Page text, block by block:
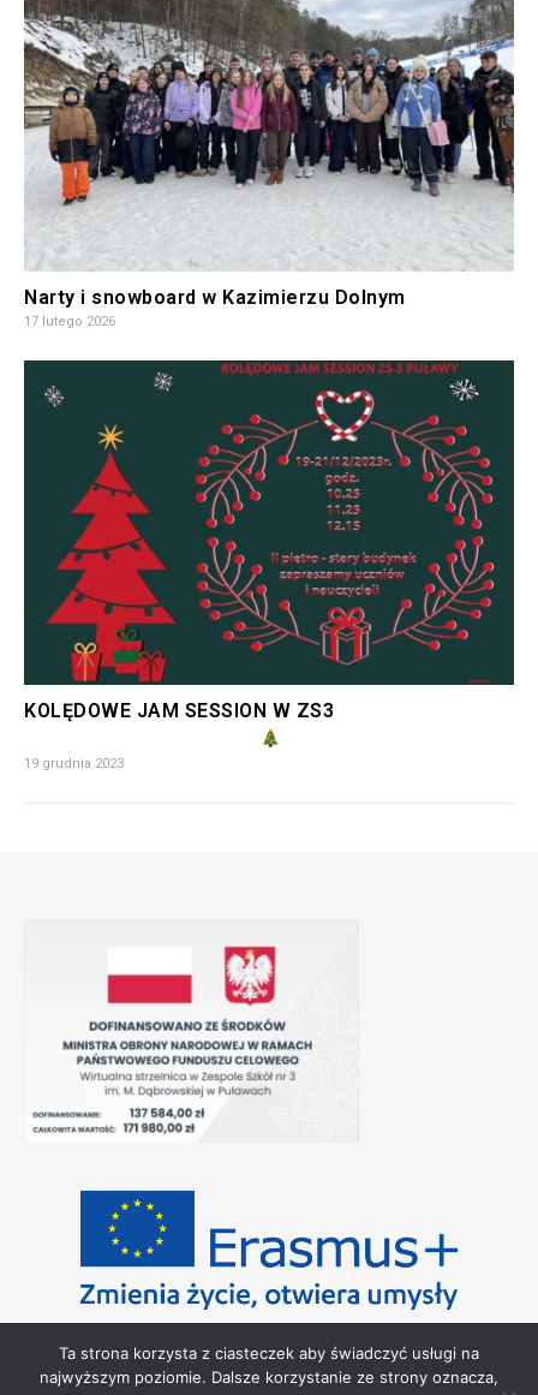
Narty i snowboard w Kazimierzu Dolnym
17 lutego 2026
KOLĘDOWE JAM SESSION W ZS3
19 grudnia 2023
Ta strona korzysta z ciasteczek aby świadczyć usługi na
najwyższym poziomie. Dalsze korzystanie ze strony oznacza,